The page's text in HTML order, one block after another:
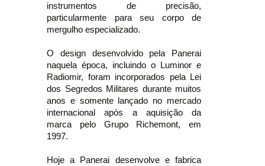
instrumentos de precisão,
particularmente para seu corpo de
mergulho especializado.
O design desenvolvido pela Panerai
naquela época, incluindo o Luminor e
Radiomir, foram incorporados pela Lei
dos Segredos Militares durante muitos
anos e somente lançado no mercado
internacional após a aquisição da
marca pelo Grupo Richemont, em
1997.
Hoje a Panerai desenvolve e fabrica